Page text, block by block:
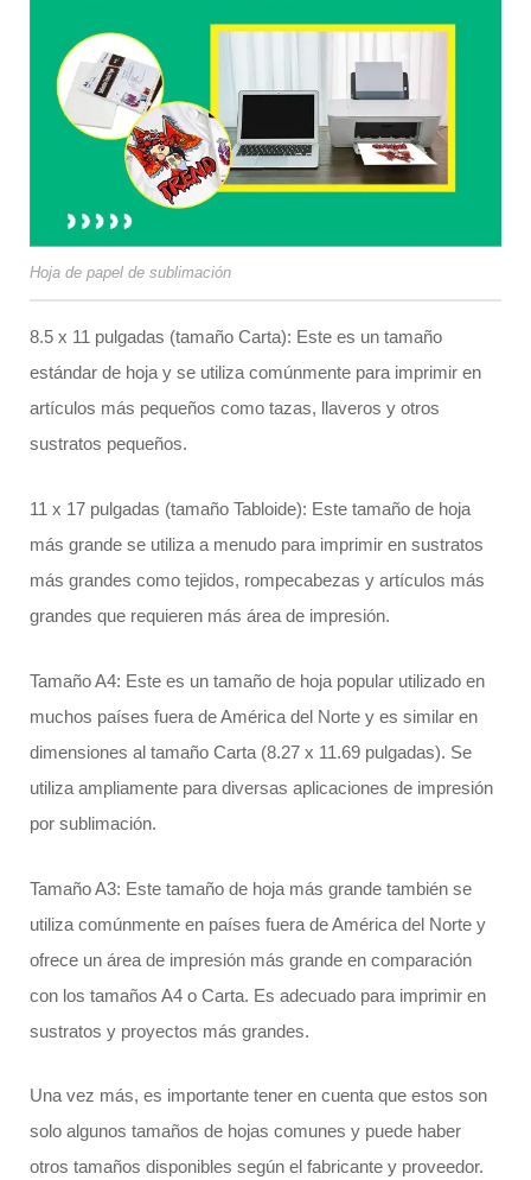
Hoja de papel de sublimación
8.5 x 11 pulgadas (tamaño Carta): Este es un tamaño
estándar de hoja y se utiliza comúnmente para imprimir en
artículos más pequeños como tazas, llaveros y otros
sustratos pequeños.
11 x 17 pulgadas (tamaño Tabloide): Este tamaño de hoja
más grande se utiliza a menudo para imprimir en sustratos
más grandes como tejidos, rompecabezas y artículos más
grandes que requieren más área de impresión.
Tamaño A4: Este es un tamaño de hoja popular utilizado en
muchos países fuera de América del Norte y es similar en
dimensiones al tamaño Carta (8.27 x 11.69 pulgadas). Se
utiliza ampliamente para diversas aplicaciones de impresión
por sublimación.
Tamaño A3: Este tamaño de hoja más grande también se
utiliza comúnmente en países fuera de América del Norte y
ofrece un área de impresión más grande en comparación
con los tamaños A4 o Carta. Es adecuado para imprimir en
sustratos y proyectos más grandes.
Una vez más, es importante tener en cuenta que estos son
solo algunos tamaños de hojas comunes y puede haber
otros tamaños disponibles según el fabricante y proveedor.